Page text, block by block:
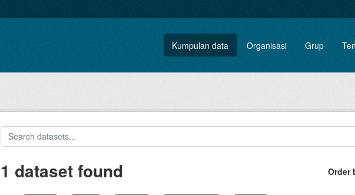
Kumpulan data Organisasi Grup
Order
1 dataset found